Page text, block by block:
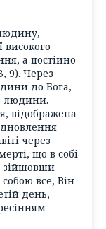
високого
а постійно
9). Через
до Бога,
людини.
відображена
через
що в собі
зійшовши
все, Він
день,